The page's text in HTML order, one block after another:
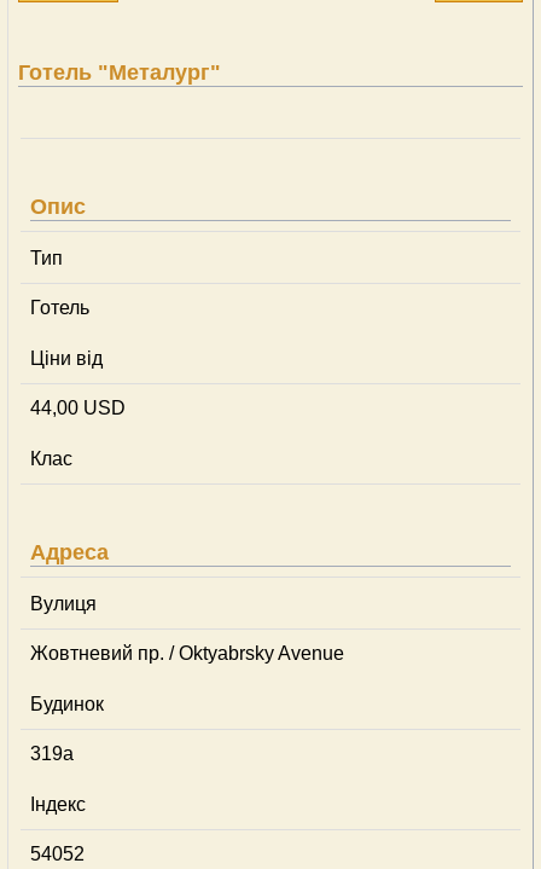
Готель "Металург"
Опис
Тип
Готель
Ціни від
44,00 USD
Клас
Адреса
Вулиця
Жовтневий пр. / Oktyabrsky Avenue
Будинок
319a
Індекс
54052